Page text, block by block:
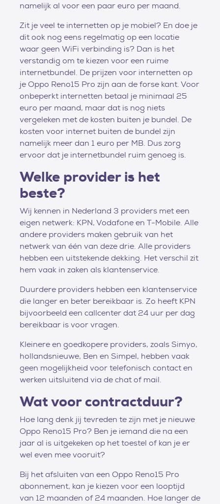
namelijk al voor een paar euro per maand.
Zit je veel te internetten op je mobiel? En doe je
dit ook nog eens regelmatig op een locatie
waar geen WiFi verbinding is? Dan is het
verstandig om te kiezen voor een ruime
internetbundel. De prijzen voor internetten op
je Oppo Reno15 Pro zijn aan de forse kant. Voor
onbeperkt internetten betaal je minimaal 25
euro per maand, maar dat is nog niets
vergeleken met de kosten buiten je bundel. De
kosten voor internet buiten de bundel zijn
namelijk meer dan 1 euro per MB. Dus zorg
ervoor dat je internetbundel ruim genoeg is.
Welke provider is het
beste?
Wij kennen in Nederland 3 providers met een
eigen netwerk: KPN, Vodafone en T-Mobile. Alle
andere providers maken gebruik van het
netwerk van één van deze drie. Alle providers
hebben een uitstekende dekking. Het verschil zit
hem vaak in zaken als klantenservice.
Duurdere providers hebben een klantenservice
die langer en beter bereikbaar is. Zo heeft KPN
bijvoorbeeld een callcenter dat 24 uur per dag
bereikbaar is voor vragen.
Kleinere en goedkopere providers, zoals Simyo,
hollandsnieuwe, Ben en Simpel, hebben vaak
geen mogelijkheid voor telefonisch contact en
werken uitsluitend via de chat of mail.
Wat voor contractduur?
Hoe lang denk jij tevreden te zijn met je nieuwe
Oppo Reno15 Pro? Ben je iemand die na een
jaar al is uitgekeken op het toestel of kan je er
wel even mee vooruit?
Bij het afsluiten van een Oppo Reno15 Pro
abonnement, kan je kiezen voor een looptijd
van 12 maanden of 24 maanden. Hoe langer de